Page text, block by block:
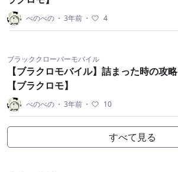
べのべの ・ 3年前 ・ 4
ブラッククローバーモバイル
【ブラクロモバイル】詰まった時の攻略
【ブラクロモ】
べのべの ・ 3年前 ・ 10
すべて見る